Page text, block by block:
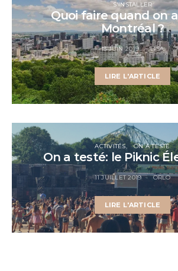
S'INSTALLER
Quoi faire quand on
Montréal ?
13 JUIN 2019 LISA
LIRE L'ARTICLE
ACTIVITÉS ON A TESTÉ
On a testé: le Piknic
11 JUILLET 2019 ORLO
LIRE L'ARTICLE